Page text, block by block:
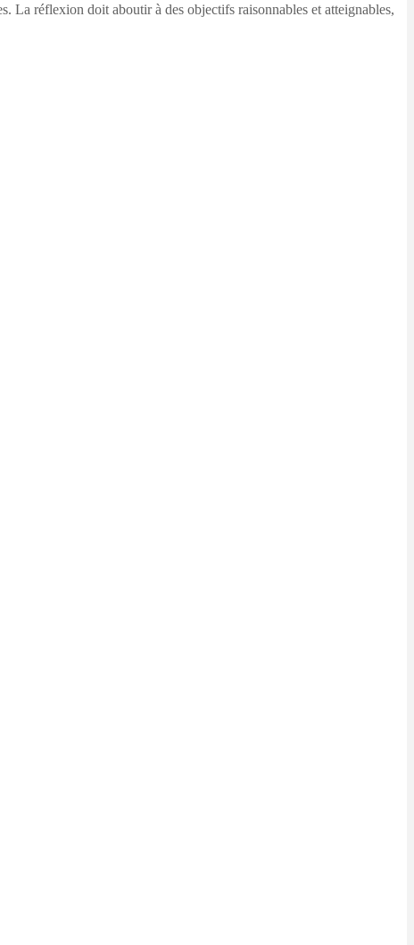
La réflexion doit aboutir à des objectifs raisonnables et atteignables,